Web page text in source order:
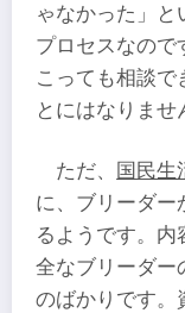
ゃなかった」と
プロセスなので
こっても相談で
とにはなりませ
ただ、 国民生
に、ブリーダー
るようです。内
全なブリーダー
のばかりです。